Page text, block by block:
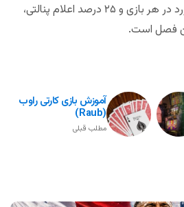
است. میانگین چهار کارت زرد در هر بازی و ۲۵ درصد اعلام پنالتی،
فصل است.
آموزش بازی کارتی راوب
(Raub)
مطلب قبلی